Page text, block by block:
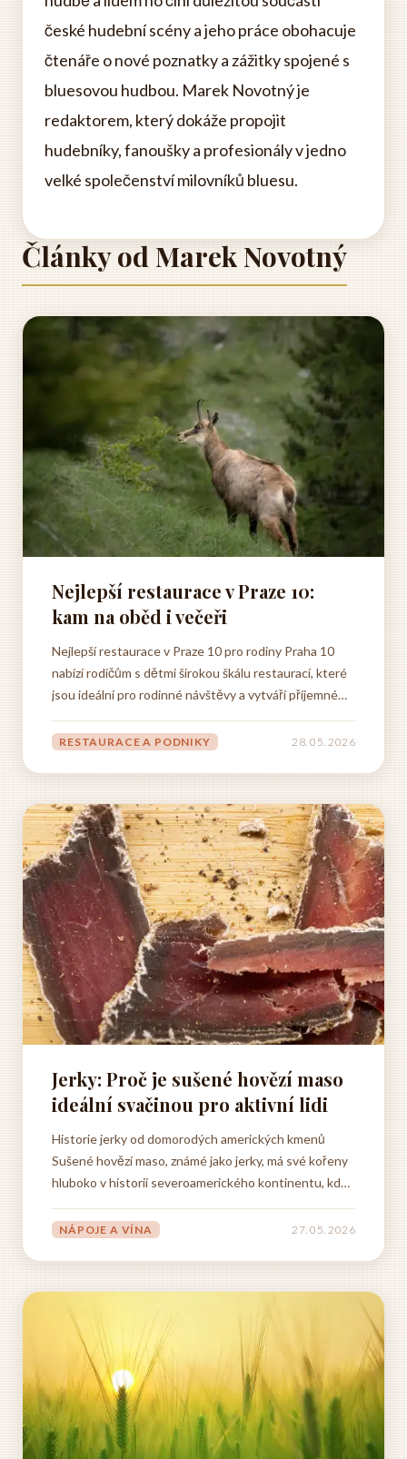
české hudební scény a jeho práce obohacuje
čtenáře o nové poznatky a zážitky spojené s
bluesovou hudbou. Marek Novotný je
redaktorem, který dokáže propojit
hudebníky, fanoušky a profesionály v jedno
velké společenství milovníků bluesu.
Články od Marek Novotný
Nejlepší restaurace v Praze 10:
kam na oběd i večeři
Nejlepší restaurace v Praze 10 pro rodiny Praha 10
nabízí rodičům s dětmi širokou škálu restaurací, které
jsou ideální pro rodinné návštěvy a vytváří příjemné
vyznačují nejen kvalitní gastronomií, ale také
RESTAURACE A PODNIKY 28. 05. 2026
Jerky: Proč je sušené hovězí maso
ideální svačinou pro aktivní lidi
Historie jerky od domorodých amerických kmenů
Sušené hovězí maso, známé jako jerky, má své kořeny
hluboko v historii severoamerického kontinentu, kde
nezbytnou součást své stravy a přežití. Původní
NÁPOJE A VÍNA 27. 05. 2026